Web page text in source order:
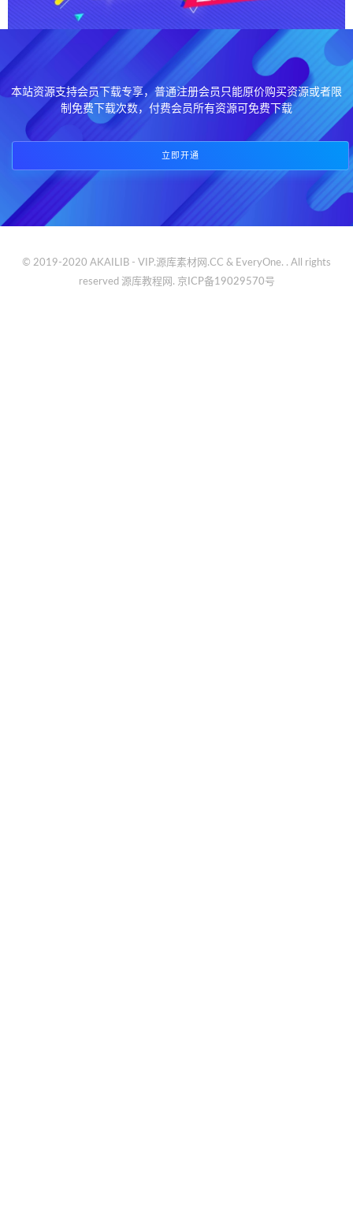
本站资源支持会员下载专享，普通注册会员只能原价购买资源或者限
制免费下载次数，付费会员所有资源可免费下载
立即开通
© 2019-2020 AKAILIB - VIP.源库素材网.CC & EveryOne. . All rights
reserved 源库教程网. 京ICP备19029570号